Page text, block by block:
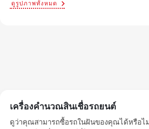
ดูรูปภาพทั้งหมด
เครื่องคำนวณสินเชื่อรถยนต์
ดูว่าคุณสามารถซื้อรถในฝันของคุณได้หรือไ